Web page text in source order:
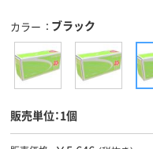
カラー ブラック
販売単位：1個